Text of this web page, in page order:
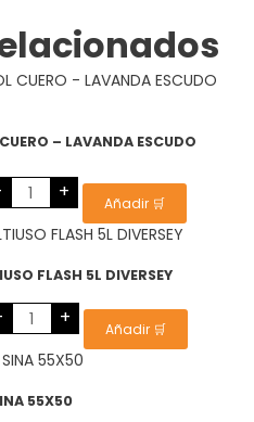
– LAVANDA ESCUDO
SILICONA
AEROSOL
CUERO
-
ESCUDO
cantidad
+ Añadir 🛒
FLASH 5L DIVERSEY
LIMPIAVIDRIOS
MULTIUSO
FLASH
5L
cantidad
+ Añadir 🛒
55X50